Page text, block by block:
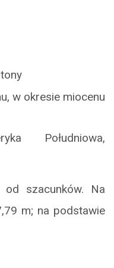
w okresie miocenu
Południowa,
od szacunków. Na
m; na podstawie